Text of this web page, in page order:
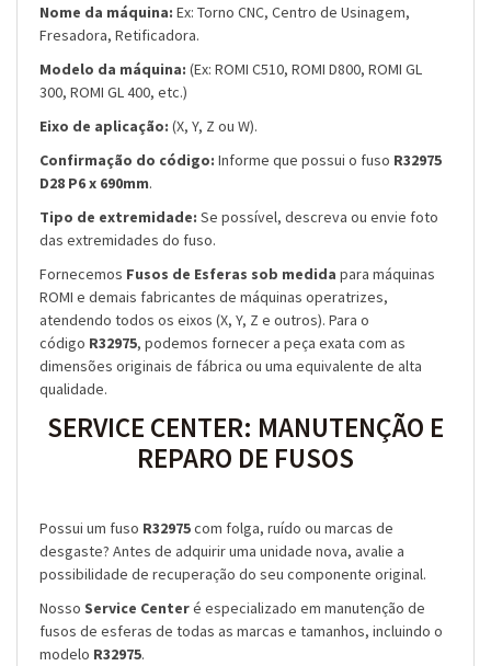
Nome da máquina: Ex: Torno CNC, Centro de Usinagem,
Fresadora, Retificadora.
Modelo da máquina: (Ex: ROMI C510, ROMI D800, ROMI GL
300, ROMI GL 400, etc.)
Eixo de aplicação: (X, Y, Z ou W).
Confirmação do código: Informe que possui o fuso R32975
D28 P6 x 690mm.
Tipo de extremidade: Se possível, descreva ou envie foto
das extremidades do fuso.
Fornecemos Fusos de Esferas sob medida para máquinas
ROMI e demais fabricantes de máquinas operatrizes,
atendendo todos os eixos (X, Y, Z e outros). Para o
código R32975, podemos fornecer a peça exata com as
dimensões originais de fábrica ou uma equivalente de alta
qualidade.
SERVICE CENTER: MANUTENÇÃO E
REPARO DE FUSOS
Possui um fuso R32975com folga, ruído ou marcas de
desgaste? Antes de adquirir uma unidade nova, avalie a
possibilidade de recuperação do seu componente original.
Nosso Service Centeré especializado em manutenção de
fusos de esferas de todas as marcas e tamanhos, incluindo o
modelo R32975.